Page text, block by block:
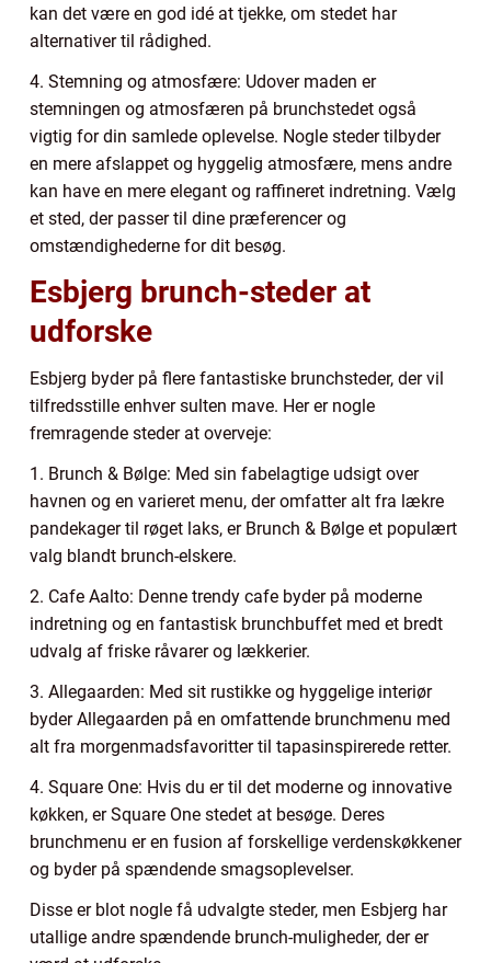
kan det være en god idé at tjekke, om stedet har
alternativer til rådighed.
4. Stemning og atmosfære: Udover maden er
stemningen og atmosfæren på brunchstedet også
vigtig for din samlede oplevelse. Nogle steder tilbyder
en mere afslappet og hyggelig atmosfære, mens andre
kan have en mere elegant og raffineret indretning. Vælg
et sted, der passer til dine præferencer og
omstændighederne for dit besøg.
Esbjerg brunch-steder at
udforske
Esbjerg byder på flere fantastiske brunchsteder, der vil
tilfredsstille enhver sulten mave. Her er nogle
fremragende steder at overveje:
1. Brunch & Bølge: Med sin fabelagtige udsigt over
havnen og en varieret menu, der omfatter alt fra lækre
pandekager til røget laks, er Brunch & Bølge et populært
valg blandt brunch-elskere.
2. Cafe Aalto: Denne trendy cafe byder på moderne
indretning og en fantastisk brunchbuffet med et bredt
udvalg af friske råvarer og lækkerier.
3. Allegaarden: Med sit rustikke og hyggelige interiør
byder Allegaarden på en omfattende brunchmenu med
alt fra morgenmadsfavoritter til tapasinspirerede retter.
4. Square One: Hvis du er til det moderne og innovative
køkken, er Square One stedet at besøge. Deres
brunchmenu er en fusion af forskellige verdenskøkkener
og byder på spændende smagsoplevelser.
Disse er blot nogle få udvalgte steder, men Esbjerg har
utallige andre spændende brunch-muligheder, der er